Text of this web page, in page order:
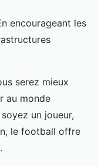
encourageant les
serez mieux
au monde
un joueur,
le football offre